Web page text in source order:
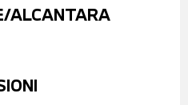
ALCANTARA